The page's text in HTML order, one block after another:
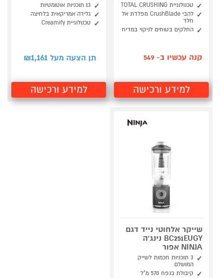
טכנולוגיית TOTAL CRUSHING
להבי CrushBlade מפלדת אל
חלד
החלקים בטוחים לניקוי במדיח
קנה עכשיו ב- 549
למידע ורכישה
13 תוכניות אוטומטיות
גלידה אמריקאית בלחיצה
טכנולוגיית Creamify
תן הצעה מעל ₪ 1,161
למידע ורכישה
שייקר אלחוטי נייד דגם
BC251EUGY נינג'ה
NINJA אפור
3 תוכניות חכמות לשייק
המושלם
קיבולת בנפח 570 מ"ל